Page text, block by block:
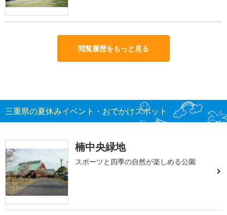
閲覧履歴をもっと見る
三重県の夏休みイベント・おでかけスポット
楠中央緑地
スポーツと四季の自然が楽しめる公園